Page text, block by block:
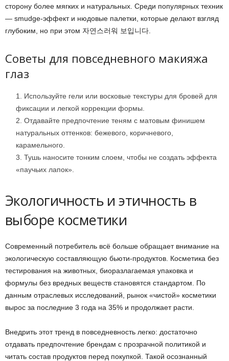
сторону более мягких и натуральных. Среди популярных техник
— smudge-эффект и нюдовые палетки, которые делают взгляд
глубоким, но при этом 자연스러워 보입니다.
Советы для повседневного макияжа
глаз
Используйте гели или восковые текстуры для бровей для
фиксации и легкой коррекции формы.
Отдавайте предпочтение теням с матовым финишем
натуральных оттенков: бежевого, коричневого,
карамельного.
Тушь наносите тонким слоем, чтобы не создать эффекта
«паучьих лапок».
Экологичность и этичность в
выборе косметики
Современный потребитель всё больше обращает внимание на
экологическую составляющую бьюти-продуктов. Косметика без
тестирования на животных, биоразлагаемая упаковка и
формулы без вредных веществ становятся стандартом. По
данным отраслевых исследований, рынок «чистой» косметики
вырос за последние 3 года на 35% и продолжает расти.
Внедрить этот тренд в повседневность легко: достаточно
отдавать предпочтение брендам с прозрачной политикой и
читать состав продуктов перед покупкой. Такой осознанный